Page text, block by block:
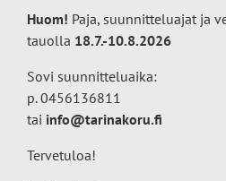
Huom! Paja, suunnitteluajat ja
tauolla 18.7.-10.8.2026
Sovi suunnitteluaika:
p. 0456136811
tai info@tarinakoru.fi
Tervetuloa!